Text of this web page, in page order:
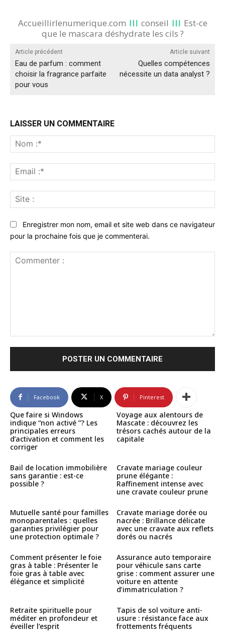
Accueillirlenumerique.com conseil
Est-ce
que le mascara déshydrate les cils ?
Article précédent
Eau de parfum : comment
choisir la fragrance parfaite
pour vous
Article suivant
Quelles compétences
nécessite un data analyst ?
LAISSER UN COMMENTAIRE
:*
:*
:
Enregistrer mon nom, email et site web dans ce navigateur
pour la prochaine fois que je commenterai.
Facebook X Pinterest
Que faire si Windows
indique “non activé ”? Les
principales erreurs
d’activation et comment les
corriger
Voyage aux alentours de
Mascate : découvrez les
trésors cachés autour de la
capitale
Bail de location immobilière
sans garantie : est-ce
possible ?
Cravate mariage couleur
prune élégante :
Raffinement intense avec
une cravate couleur prune
Mutuelle santé pour familles
monoparentales : quelles
garanties privilégier pour
une protection optimale ?
Cravate mariage dorée ou
nacrée : Brillance délicate
avec une cravate aux reflets
dorés ou nacrés
Comment présenter le foie
gras à table : Présenter le
foie gras à table avec
élégance et simplicité
Assurance auto temporaire
pour véhicule sans carte
grise : comment assurer une
voiture en attente
d’immatriculation ?
Retraite spirituelle pour
méditer en profondeur et
éveiller l’esprit
Tapis de sol voiture anti-
usure : résistance face aux
frottements fréquents